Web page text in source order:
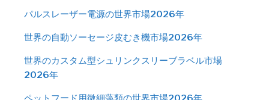
パルスレーザー電源の世界市場2026年
世界の自動ソーセージ皮むき機市場2026年
世界のカスタム型シュリンクスリーブラベル市場
2026年